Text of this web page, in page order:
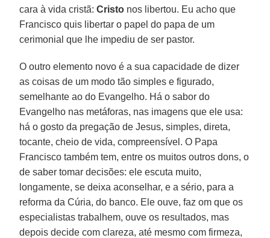
cara à vida cristã:Cristo nos libertou. Eu acho que
Francisco quis libertar o papel do papa de um
cerimonial que lhe impediu de ser pastor.
O outro elemento novo é a sua capacidade de dizer
as coisas de um modo tão simples e figurado,
semelhante ao do Evangelho. Há o sabor do
Evangelho nas metáforas, nas imagens que ele usa:
há o gosto da pregação de Jesus, simples, direta,
tocante, cheio de vida, compreensível. O Papa
Francisco também tem, entre os muitos outros dons, o
de saber tomar decisões: ele escuta muito,
longamente, se deixa aconselhar, e a sério, para a
reforma da Cúria, do banco. Ele ouve, faz om que os
especialistas trabalhem, ouve os resultados, mas
depois decide com clareza, até mesmo com firmeza,